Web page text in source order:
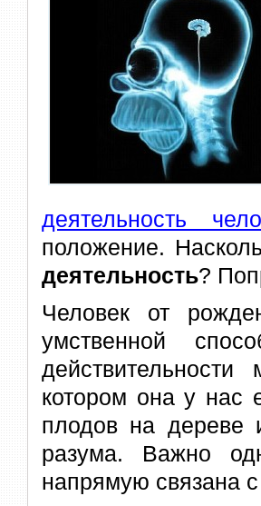
деятельность
положение.
деятельность?
Человек от
умственной
котором она у нас
плодов на дереве
разума. Важно
напрямую связана с